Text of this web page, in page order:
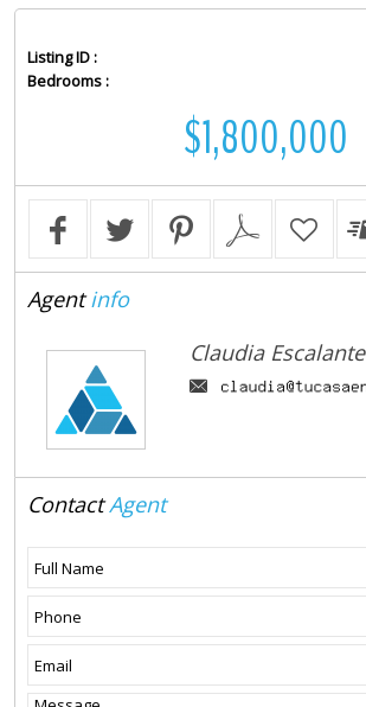
Listing ID :
Bedrooms :
$1,800,000
Agentinfo
Claudia Escalante
ContactAgent